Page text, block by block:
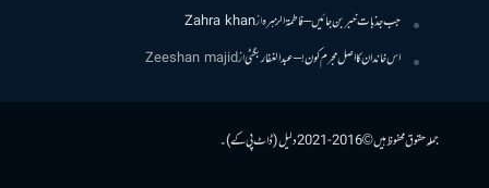
جب جذبات خبر بن جائیں – فاطمۃالزہرہازZahra khan
اس خاندان کا اصل مجرم کون! – عبدالغفار بگٹیازZeeshan majid
جملہ حقوق محفوظ ہیں © 2016-2021 دلیل (ڈاٹ پی کے)۔